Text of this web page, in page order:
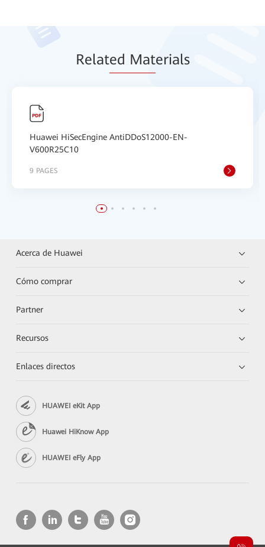
Related Materials
Huawei HiSecEngine AntiDDoS12000-EN-
V600R25C10
9 PAGES
Acerca de Huawei
Cómo comprar
Partner
Recursos
Enlaces directos
HUAWEI eKit App
Huawei HiKnow App
HUAWEI eFly App